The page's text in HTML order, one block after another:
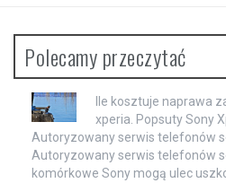
Polecamy przeczytać
Ile kosztuje naprawa
xperia. Popsuty Sony
Autoryzowany serwis telefonów
Autoryzowany serwis telefonów
komórkowe Sony mogą ulec